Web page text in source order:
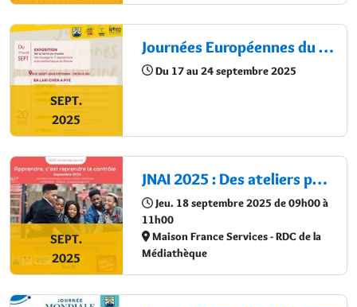
SEPT.
2025
Journées Européennes du Patrimoine : Semaine Européenne de la Mobilité
Du 17 au 24 septembre 2025
SEPT.
2025
JNAI 2025 : Des ateliers pour les jeunes
Jeu. 18 septembre 2025 de 09h00 à
11h00
Maison France Services - RDC de la
Médiathèque